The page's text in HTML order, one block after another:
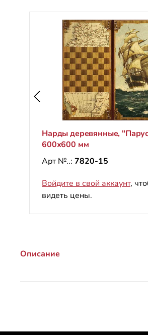
Нарды деревянные,
600х600 мм
Арт №..: 7820-15
Войдите в свой аккаунт,
видеть цены.
Описание